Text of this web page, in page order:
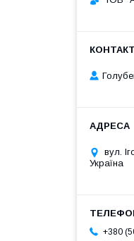
вул.
Україна
+380